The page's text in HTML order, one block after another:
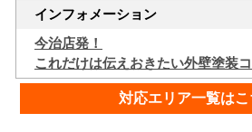
インフォメーション
今治店発！
これだけは伝えおきたい外壁塗装
対応エリア一覧はこ